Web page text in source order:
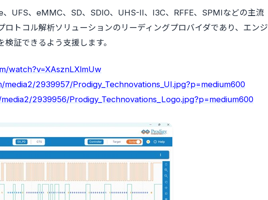
UFS、eMMC、SD、SDIO、UHS-II、I3C、RFFE、SPMIなどの主流
ロトコル解析ソリューションのリーディングプロバイダであり、エンジ
証できるよう支援します。
watch?v=XAsznLXlmUw
media2/2939957/Prodigy_Technovations_UI.jpg?p=medium600
2939956/Prodigy_Technovations_Logo.jpg?p=medium600